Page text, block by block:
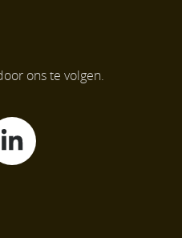
ons te volgen.